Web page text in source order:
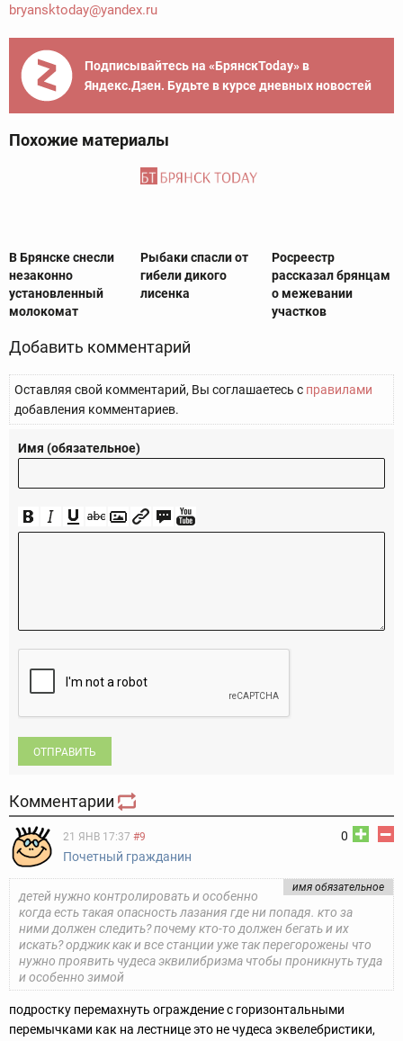
bryansktoday@yandex.ru
Подписывайтесь на «БрянскToday» в
Яндекс.Дзен. Будьте в курсе дневных новостей
Похожие материалы
В Брянске снесли
незаконно
установленный
молокомат
Рыбаки спасли от
гибели дикого
лисенка
Росреестр
рассказал брянцам
о межевании
участков
Добавить комментарий
Оставляя свой комментарий, Вы соглашаетесь с правилами
добавления комментариев.
Имя (обязательное)
ОТПРАВИТЬ
Комментарии
0
21 ЯНВ 17:37 #9
Почетный гражданин
имя обязательное
детей нужно контролировать и особенно
когда есть такая опасность лазания где ни попадя. кто за
ними должен следить? почему кто-то должен бегать и их
искать? орджик как и все станции уже так перегорожены что
нужно проявить чудеса эквилибризма чтобы проникнуть туда
и особенно зимой
подростку перемахнуть ограждение с горизонтальными
перемычками как на лестнице это не чудеса эквелебристики,